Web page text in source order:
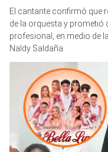
El cantante confirmó que
de la orquesta y
profesional, en medio de
Naldy Saldaña